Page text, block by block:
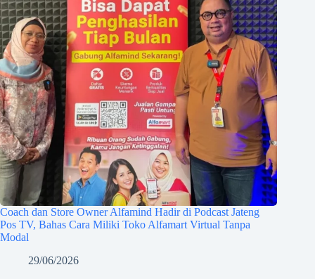
Coach dan Store Owner Alfamind Hadir di Podcast Jateng
Pos TV, Bahas Cara Miliki Toko Alfamart Virtual Tanpa
Modal
29/06/2026